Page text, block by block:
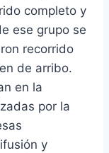
completo y
ese grupo se
recorrido
de arribo.
en la
por la
y